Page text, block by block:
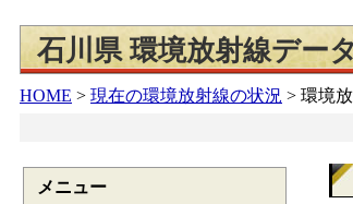
石川県 環境放射線デー
HOME > 現在の環境放射線の状況 > 環境
メニュー